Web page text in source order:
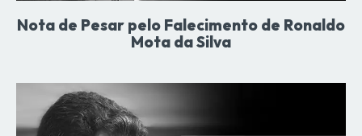
Nota de Pesar pelo Falecimento de Ronaldo
Mota da Silva